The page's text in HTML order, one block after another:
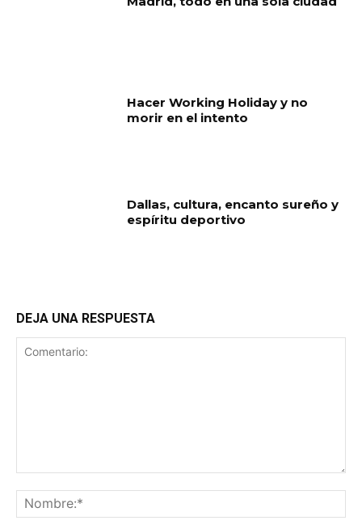
Hacer Working Holiday y no
morir en el intento
Dallas, cultura, encanto sureño y
espíritu deportivo
DEJA UNA RESPUESTA